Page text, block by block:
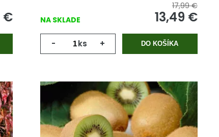
€ NA SKLADE
17,99 €
13,49 €
- ks + DO KOŠÍKA